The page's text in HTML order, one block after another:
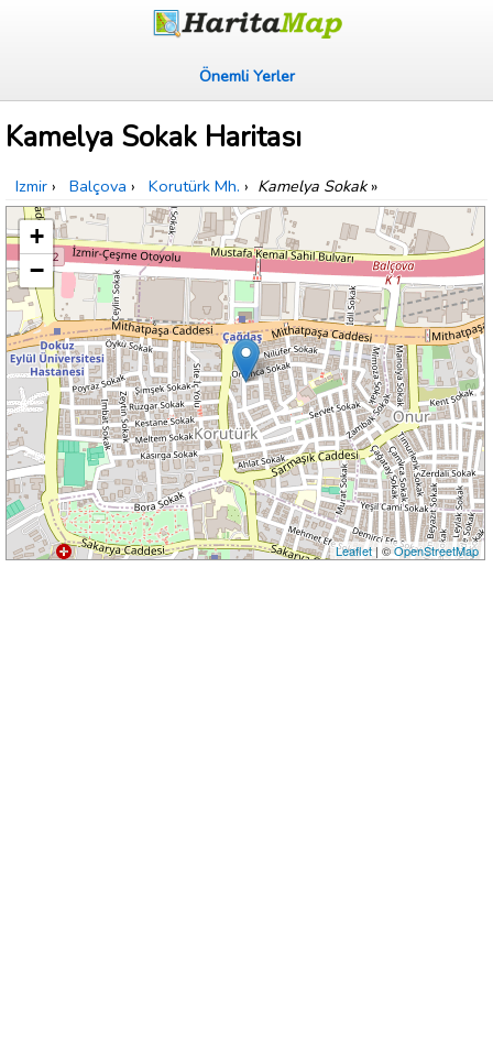
Önemli Yerler
Kamelya Sokak Haritası
Izmir › Balçova › Korutürk Mh. › Kamelya Sokak»
+
−
Leaflet| ©OpenStreetMap